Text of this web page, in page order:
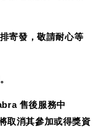
寄發，敬請耐心等
售後服務中
取消其參加或得獎資